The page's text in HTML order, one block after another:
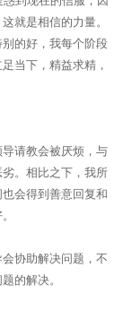
就是相信的力量。
的好，我每个阶段
当下，精益求精，
请教会被厌烦，与
。相比之下，我所
会得到善意回复和
协助解决问题，不
的解决。